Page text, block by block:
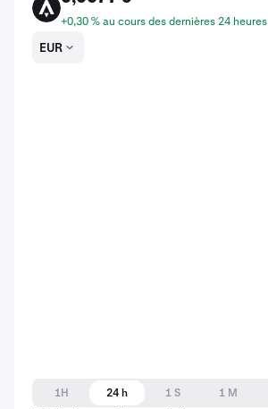
POLIS
+0,30 % au cours des dernières 24 heures
EUR
1H 24 h 1 S 1 M